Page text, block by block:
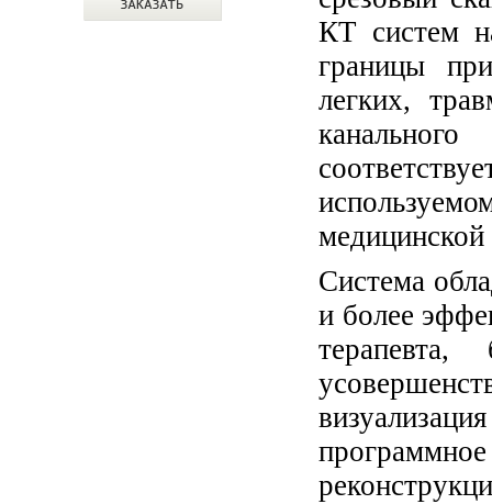
КТ систем
границы
легких,
Система
и более